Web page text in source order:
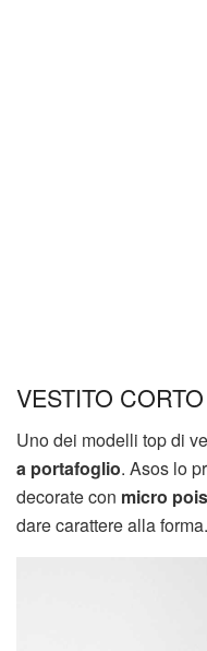
VESTITO
Uno dei modelli top di
a portafoglio. Asos lo
decorate con micro pois
dare carattere alla forma.